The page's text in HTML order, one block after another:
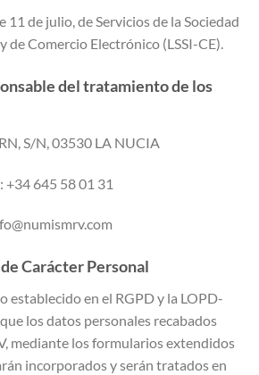
11 de julio, de Servicios de la Sociedad
de Comercio Electrónico (LSSI-CE).
del tratamiento de los
S/N, 03530 LA NUCIA
+34 645 58 01 31
Carácter Personal
establecido en el RGPD y la LOPD-
los datos personales recabados
mediante los formularios extendidos
incorporados y serán tratados en